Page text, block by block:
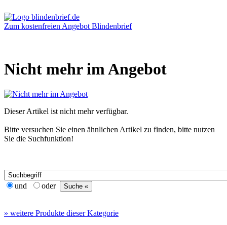
Zum kostenfreien Angebot Blindenbrief
Nicht mehr im Angebot
Dieser Artikel ist nicht mehr verfügbar.
Bitte versuchen Sie einen ähnlichen Artikel zu finden, bitte nutzen
Sie die Suchfunktion!
und oder
» weitere Produkte dieser Kategorie